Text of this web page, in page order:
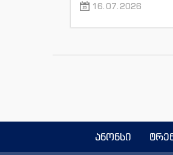
და
16.07.2026
ანონსი